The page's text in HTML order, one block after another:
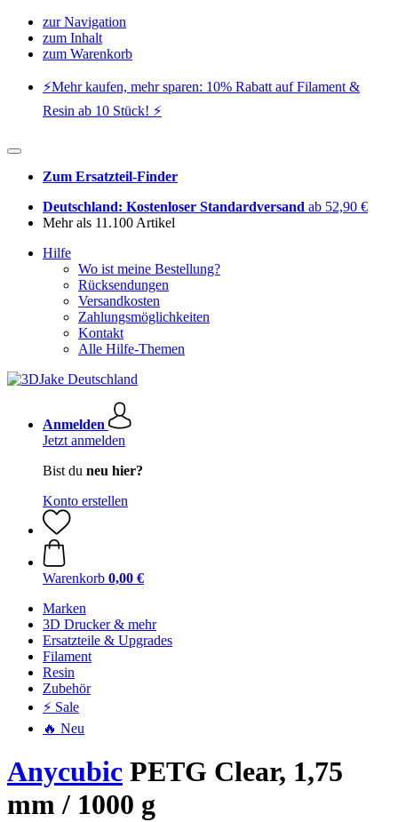
zur Navigation
zum Inhalt
zum Warenkorb
⚡️Mehr kaufen, mehr sparen: 10% Rabatt auf Filament &
Resin ab 10 Stück! ⚡️
Zum Ersatzteil-Finder
Deutschland: Kostenloser Standardversand ab 52,90 €
Mehr als 11.100 Artikel
Hilfe
Wo ist meine Bestellung?
Rücksendungen
Versandkosten
Zahlungsmöglichkeiten
Kontakt
Alle Hilfe-Themen
Anmelden
Jetzt anmelden
Bist du neu hier?
Konto erstellen
Warenkorb 0,00 €
Marken
3D Drucker & mehr
Ersatzteile & Upgrades
Filament
Resin
Zubehör
⚡ Sale
🔥 Neu
Anycubic PETG Clear, 1,75
mm / 1000 g